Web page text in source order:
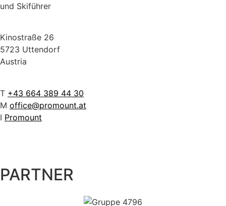
und Skiführer
Kinostraße 26
5723 Uttendorf
Austria
T +43 664 389 44 30
M office@promount.at
I Promount
PARTNER